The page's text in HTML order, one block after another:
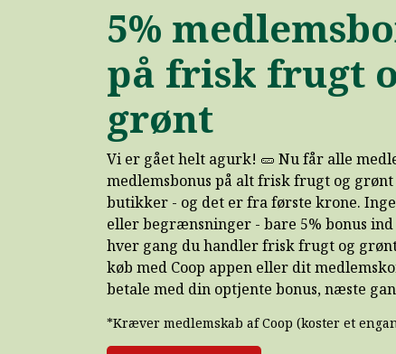
5%
på frisk frugt
grønt
Vi er gået helt agurk! 🥒 Nu får alle
medlemsbonus på alt frisk frugt og grønt
butikker - og det er fra første krone.
eller begrænsninger - bare 5% bonus
hver gang du handler frisk frugt og
køb med Coop appen eller dit
betale med din optjente bonus, næste
*Kræver medlemskab af Coop (koster et